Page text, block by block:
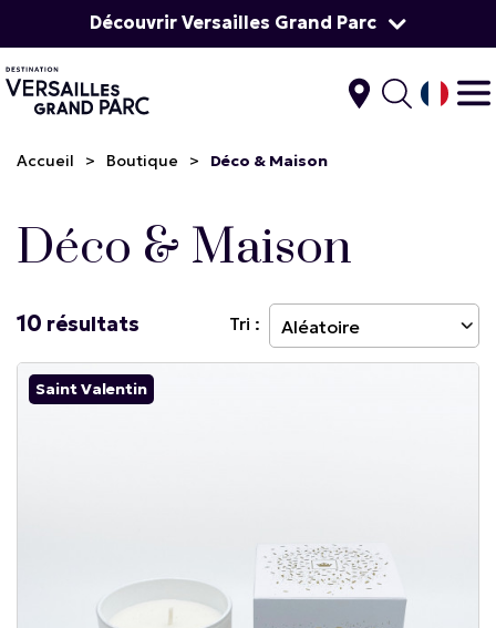
Découvrir Versailles Grand Parc
Accueil > Boutique > Déco & Maison
Déco & Maison
10 résultats Tri :
Saint Valentin